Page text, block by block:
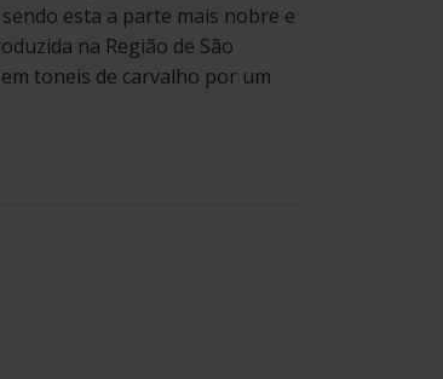
esta a parte mais nobre e
na Região de São
toneis de carvalho por um